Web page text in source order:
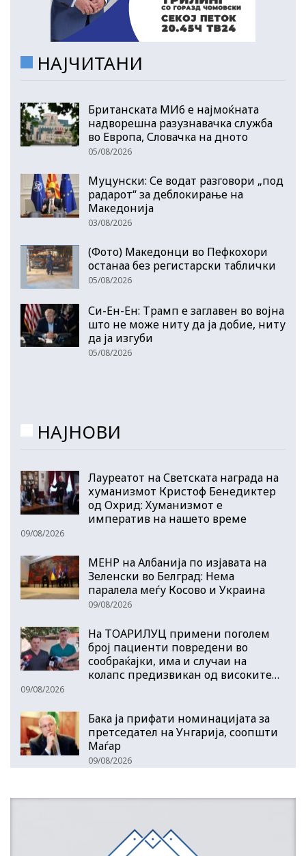
НАЈЧИТАНИ
Британската МИ6 е најмоќната
надворешна разузнавачка служба
во Европа, Словачка на дното
05/08/2026
Муцунски: Се водат разговори „под
радарот“ за деблокирање на
Македонија
03/08/2026
(Фото) Македонци во Пефкохори
останаа без регистарски таблички
05/08/2026
Си-Ен-Ен: Трамп е заглавен во војна
што не може ниту да ја добие, ниту
да ја изгуби
05/08/2026
НАЈНОВИ
Лауреатот на Светската награда на
хуманизмот Кристоф Бенедиктер
од Охрид: Хуманизмот е
императив на нашето време
09/08/2026
МЕНР на Албанија по изјавата на
Зеленски во Белград: Нема
паралела меѓу Косово и Украина
09/08/2026
На ТОАРИЛУЦ примени поголем
број пациенти повредени во
сообраќајки, има и случаи на
колапс предизвикан од високите…
09/08/2026
Бака ја прифати номинацијата за
претседател на Унгарија, соопшти
Маѓар
09/08/2026